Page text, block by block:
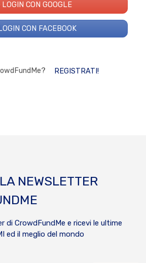
LOGIN CON GOOGLE
CON FACEBOOK
REGISTRATI!
NEWSLETTER
di CrowdFundMe e ricevi le ultime
ed il meglio del mondo